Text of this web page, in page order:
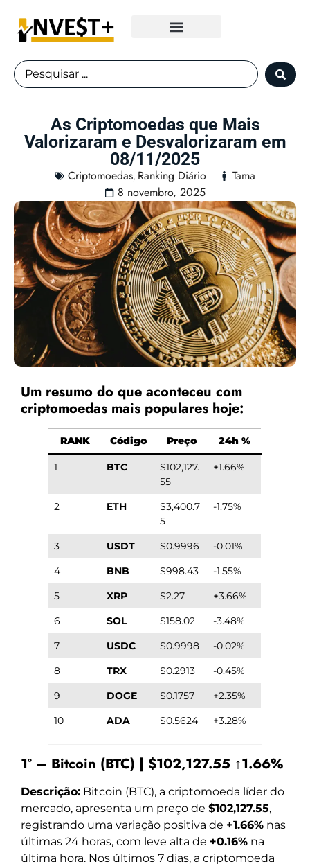
As Criptomoedas que Mais
Valorizaram e Desvalorizaram em
08/11/2025
Criptomoedas, Ranking Diário
Tama
8 novembro, 2025
Um resumo do que aconteceu com
criptomoedas mais populares hoje:
RANK Código Preço 24h %
1 BTC
$102,127.
55
+1.66%
2 ETH
$3,400.7
5
-1.75%
3 USDT $0.9996
-0.01%
4
BNB $998.43
-1.55%
5
XRP $2.27
+3.66%
6
SOL $158.02
-3.48%
7
USDC $0.9998
-0.02%
8
TRX $0.2913
-0.45%
9
DOGE $0.1757
+2.35%
10
ADA $0.5624 +3.28%
1º – Bitcoin (BTC) | $102,127.55 ↑1.66%
Descrição: Bitcoin (BTC), a criptomoeda líder do
mercado, apresenta um preço de $102,127.55,
registrando uma variação positiva de +1.66% nas
últimas 24 horas, com leve alta de +0.16% na
última hora. Nos últimos 7 dias, a criptomoeda